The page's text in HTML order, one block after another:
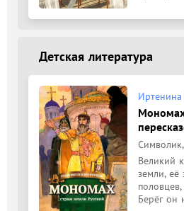
Детская литература
Великий
земли, её
Берёг он